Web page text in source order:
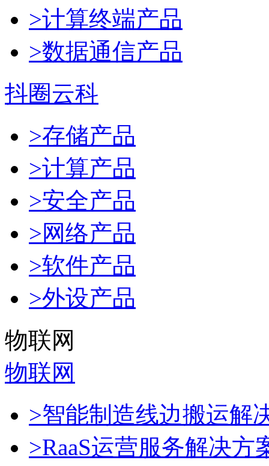
>计算终端产品
>数据通信产品
抖圈云科
>存储产品
>计算产品
>安全产品
>网络产品
>软件产品
>外设产品
物联网
物联网
>智能制造线边搬运解
>RaaS运营服务解决方